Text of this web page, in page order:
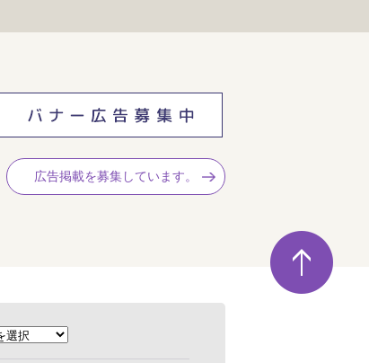
広告掲載を募集しています。
ペ
ー
ジ
の